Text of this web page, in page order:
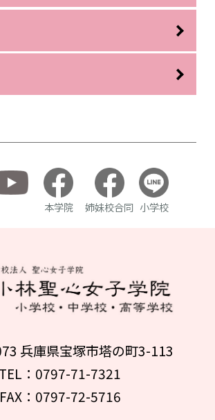
本学院 姉妹校合同 小学校
兵庫県宝塚市塔の町3-113
TEL：0797-71-7321
FAX：0797-72-5716